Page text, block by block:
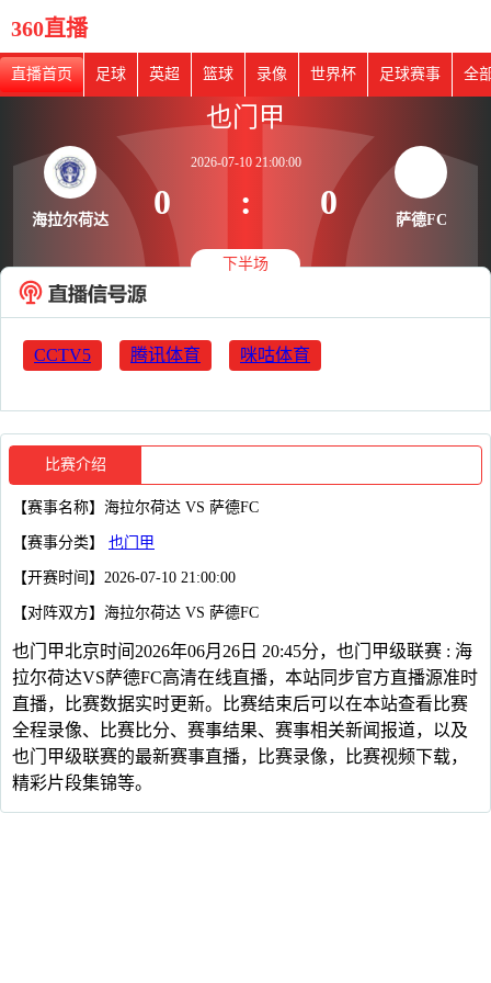
360直播
直播首页 足球 英超 篮球 录像 世界杯 足球赛事 全
海拉尔荷达
也门甲
2026-07-10 21:00:00
0 : 0
下半场
萨德FC
CCTV5 腾讯体育 咪咕体育
比赛介绍
【赛事名称】海拉尔荷达 VS 萨德FC
【赛事分类】 也门甲
【开赛时间】2026-07-10 21:00:00
【对阵双方】海拉尔荷达 VS 萨德FC
也门甲北京时间2026年06月26日 20:45分，也门甲级联赛 : 海
拉尔荷达VS萨德FC高清在线直播，本站同步官方直播源准时
直播，比赛数据实时更新。比赛结束后可以在本站查看比赛
全程录像、比赛比分、赛事结果、赛事相关新闻报道，以及
也门甲级联赛的最新赛事直播，比赛录像，比赛视频下载，
精彩片段集锦等。